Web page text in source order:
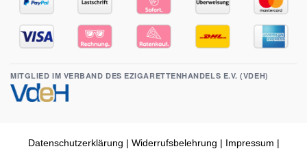
MITGLIED IM VERBAND DES EZIGARETTENHANDELS E.V. (VDEH)
Datenschutzerklärung | Widerrufsbelehrung | Impressum |